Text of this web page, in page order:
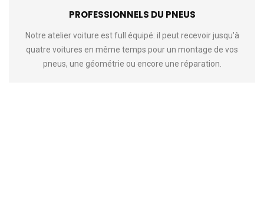
PROFESSIONNELS DU PNEUS
Notre atelier voiture est full équipé: il peut recevoir jusqu'à
quatre voitures en même temps pour un montage de vos
pneus, une géométrie ou encore une réparation.